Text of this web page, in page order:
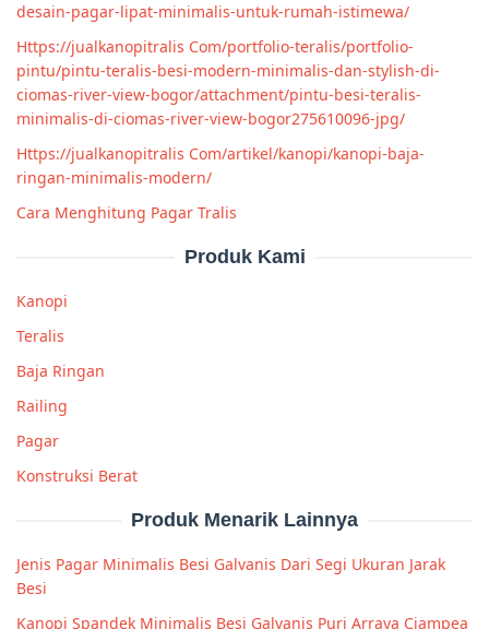
desain-pagar-lipat-minimalis-untuk-rumah-istimewa/
Https://jualkanopitralis Com/portfolio-teralis/portfolio-
pintu/pintu-teralis-besi-modern-minimalis-dan-stylish-di-
ciomas-river-view-bogor/attachment/pintu-besi-teralis-
minimalis-di-ciomas-river-view-bogor275610096-jpg/
Https://jualkanopitralis Com/artikel/kanopi/kanopi-baja-
ringan-minimalis-modern/
Cara Menghitung Pagar Tralis
Produk Kami
Kanopi
Teralis
Baja Ringan
Railing
Pagar
Konstruksi Berat
Produk Menarik Lainnya
Jenis Pagar Minimalis Besi Galvanis Dari Segi Ukuran Jarak
Besi
Kanopi Spandek Minimalis Besi Galvanis Puri Arraya Ciampea